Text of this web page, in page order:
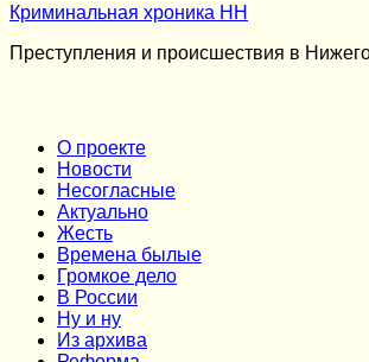
Криминальная хроника НН
Преступления и происшествия в
О проекте
Новости
Несогласные
Актуально
Жесть
Времена былые
Громкое дело
В России
Ну и ну
Из архива